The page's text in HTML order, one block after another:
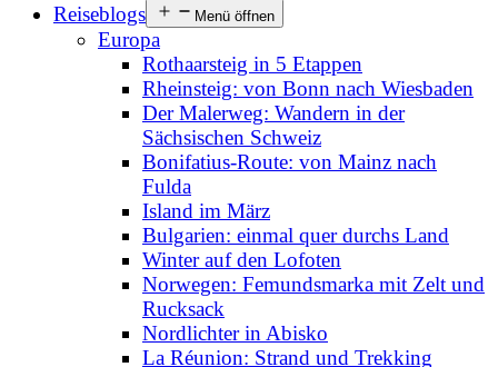
Reiseblogs
Menü öffnen
Europa
Rothaarsteig in 5 Etappen
Rheinsteig: von Bonn nach Wiesbaden
Der Malerweg: Wandern in der
Sächsischen Schweiz
Bonifatius-Route: von Mainz nach
Fulda
Island im März
Bulgarien: einmal quer durchs Land
Winter auf den Lofoten
Norwegen: Femundsmarka mit Zelt und
Rucksack
Nordlichter in Abisko
La Réunion: Strand und Trekking